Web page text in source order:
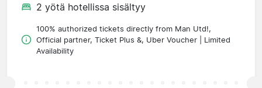
2 yötä hotellissa sisältyy
100% authorized tickets directly from Man Utd!,
Official partner, Ticket Plus &, Uber Voucher | Limited
Availability